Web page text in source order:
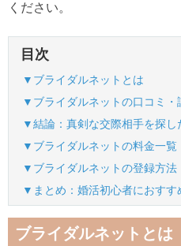
ください。
目次
▼ブライダルネットとは
▼ブライダルネットの口コミ・
▼結論：真剣な交際相手を探し
▼ブライダルネットの料金一覧
▼ブライダルネットの登録方法
▼まとめ：婚活初心者におすす
ブライダルネットとは